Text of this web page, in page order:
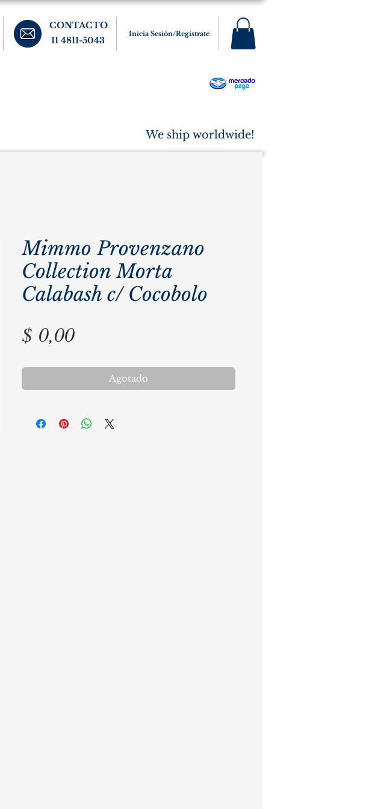
CONTACTO
11 4811-5043
Inicia Sesión/Regístrate
We ship worldwide!
Mimmo Provenzano
Collection Morta
Calabash c/ Cocobolo
$ 0,00Precio
Agotado